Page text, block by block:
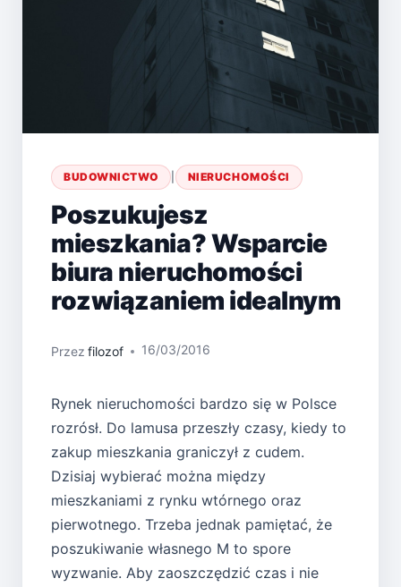
BUDOWNICTWO NIERUCHOMOŚCI
Poszukujesz
mieszkania? Wsparcie
biura nieruchomości
rozwiązaniem idealnym
Przez filozof 16/03/2016
Rynek nieruchomości bardzo się w Polsce
rozrósł. Do lamusa przeszły czasy, kiedy to
zakup mieszkania graniczył z cudem.
Dzisiaj wybierać można między
mieszkaniami z rynku wtórnego oraz
pierwotnego. Trzeba jednak pamiętać, że
poszukiwanie własnego M to spore
wyzwanie. Aby zaoszczędzić czas i nie